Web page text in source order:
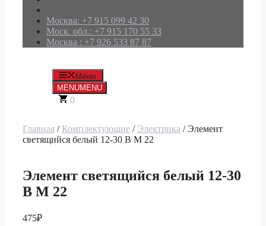
Москва: +7 915 099 42 30
Моск. обл.: +7 915 170 55 33
Москва : +7 926 533 87 87
Меню
MENUMENU
0
Главная / Комплектующие / Электрика / Элемент
светящийся белый 12-30 В М 22
Элемент светящийся белый 12-30
В М 22
475₽